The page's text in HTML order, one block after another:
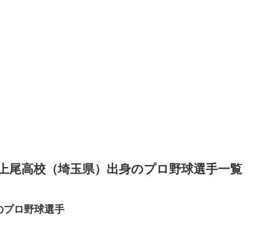
尾高校（埼玉県）出身のプロ野球選手一覧
プロ野球選手